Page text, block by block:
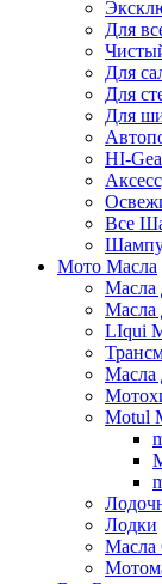
Для
Для
Для
Для
HI-
Все
Мото Масла
Масла
Масла
LIqui
Масла
Motul
Лодки